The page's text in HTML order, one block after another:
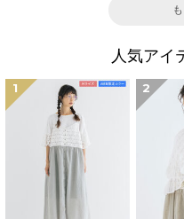
人気アイ
1 2